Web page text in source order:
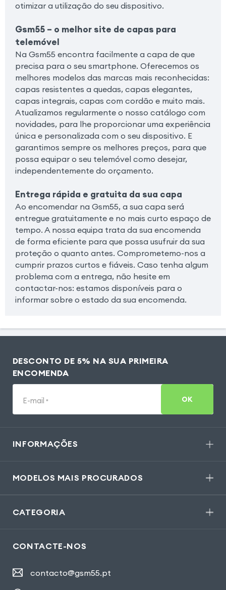
otimizar a utilização do seu dispositivo.
Gsm55 – o melhor site de capas para
telemóvel
Na Gsm55 encontra facilmente a capa de que
precisa para o seu smartphone. Oferecemos os
melhores modelos das marcas mais reconhecidas:
capas resistentes a quedas, capas elegantes,
capas integrais, capas com cordão e muito mais.
Atualizamos regularmente o nosso catálogo com
novidades, para lhe proporcionar uma experiência
única e personalizada com o seu dispositivo. E
garantimos sempre os melhores preços, para que
possa equipar o seu telemóvel como desejar,
independentemente do orçamento.
Entrega rápida e gratuita da sua capa
Ao encomendar na Gsm55, a sua capa será
entregue gratuitamente e no mais curto espaço de
tempo. A nossa equipa trata da sua encomenda
de forma eficiente para que possa usufruir da sua
proteção o quanto antes. Comprometemo-nos a
cumprir prazos curtos e fiáveis. Caso tenha algum
problema com a entrega, não hesite em
contactar-nos: estamos disponíveis para o
informar sobre o estado da sua encomenda.
DESCONTO DE 5% NA SUA PRIMEIRA
ENCOMENDA
E-mail * OK
INFORMAÇÕES
MODELOS MAIS PROCURADOS
CATEGORIA
CONTACTE-NOS
contacto@gsm55.pt